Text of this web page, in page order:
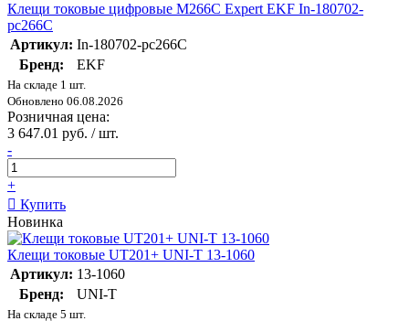
Клещи токовые цифровые M266C Expert EKF In-180702-
pc266C
Артикул: In-180702-pc266C
Бренд:
EKF
На складе 1 шт.
Обновлено 06.08.2026
Розничная цена:
3 647.01 руб. / шт.
-
+
Купить
Новинка
Клещи токовые UT201+ UNI-T 13-1060
Артикул: 13-1060
Бренд:
UNI-T
На складе 5 шт.